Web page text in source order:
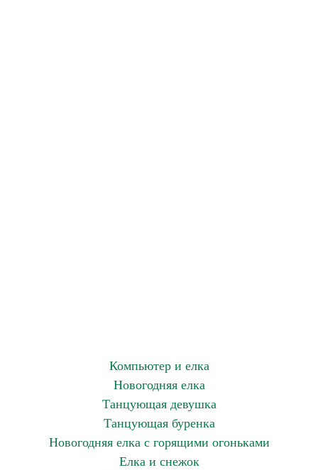
Компьютер и елка
Новогодняя елка
Танцующая девушка
Танцующая буренка
Новогодняя елка с горящими огоньками
Елка и снежок